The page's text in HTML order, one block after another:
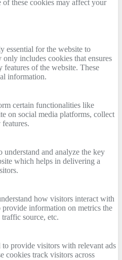
these cookies may affect your
essential for the website to
includes cookies that ensures
of the website. These
information.
certain functionalities like
on social media platforms, collect
understand and analyze the key
which helps in delivering a
how visitors interact with
information on metrics the
source, etc.
to provide visitors with relevant ads
cookies track visitors across